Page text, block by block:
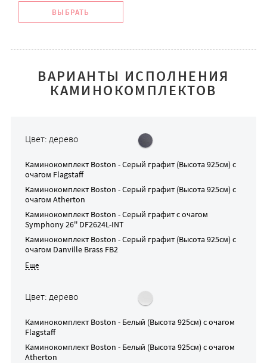
ВЫБРАТЬ
ВАРИАНТЫ ИСПОЛНЕНИЯ
КАМИНОКОМПЛЕКТОВ
Цвет: дерево
Каминокомплект Boston - Серый графит (Высота 925см) с
очагом Flagstaff
Каминокомплект Boston - Серый графит (Высота 925см) с
очагом Atherton
Каминокомплект Boston - Серый графитс очагом
Symphony 26'' DF2624L-INT
Каминокомплект Boston - Серый графит (Высота 925см) с
очагом Danville Brass FB2
Цвет: дерево
Каминокомплект Boston - Белый (Высота 925см) с очагом
Flagstaff
Каминокомплект Boston - Белый (Высота 925см) с очагом
Atherton